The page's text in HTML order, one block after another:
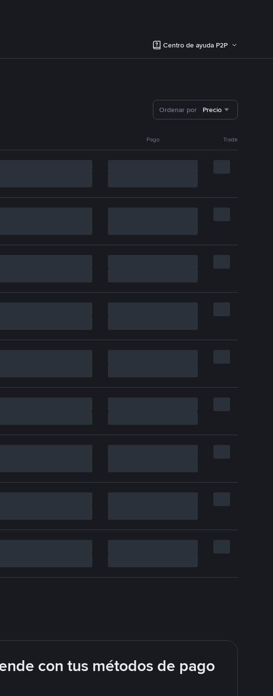
Centro de ayuda P2P
Ordenar por Precio
Pago Trade
con tus métodos de pago